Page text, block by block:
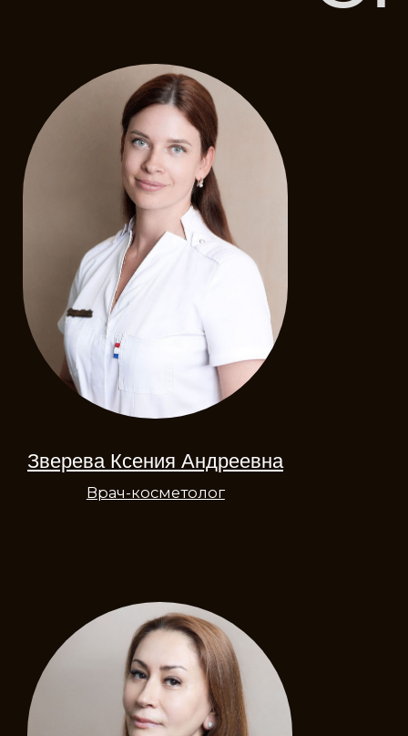
Врач-косметолог
Зверева Ксения Андреевна
Врач-косметолог
Лукичева Елена
Анатольевна